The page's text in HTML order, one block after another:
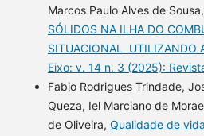
Marcos Paulo Alves de Sousa,
SÓLIDOS NA ILHA DO
SITUACIONAL UTILIZANDO
Eixo: v. 14 n. 3 (2025):
Fabio Rodrigues Trindade,
Queza, Iel Marciano de
de Oliveira, Qualidade de